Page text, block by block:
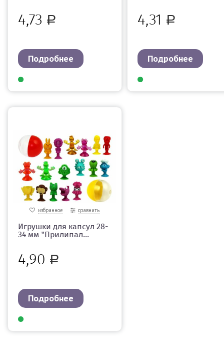
4,73 Р
Подробнее
4,31 Р
Подробнее
избранное сравнить
Игрушки для капсул 28-
34 мм "Прилипал...
4,90 Р
Подробнее